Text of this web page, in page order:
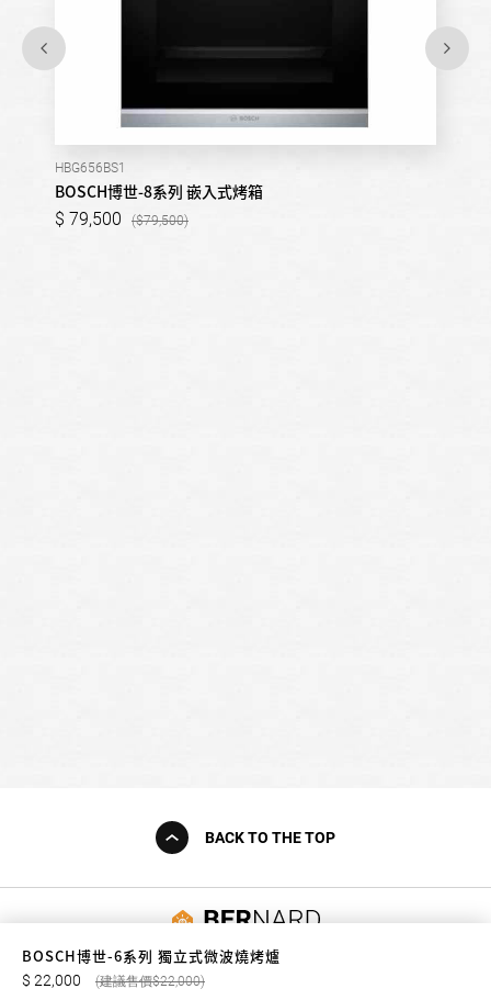
BOSCH博世-6系列 獨立式微波燒烤爐
22,000 22,000
HBG656BS1
BOSCH博世-8系列 嵌入式烤箱
79,500 79,500
BACK TO THE TOP
友誠購物